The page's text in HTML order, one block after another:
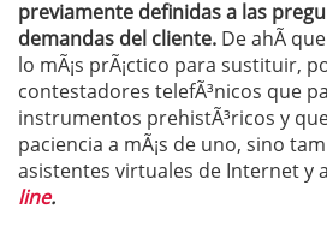
previamente definidas a las
demandas del cliente. De ahÃ­
lo mÃ¡s prÃ¡ctico para sustituir,
contestadores telefÃ³nicos que
instrumentos prehistÃ³ricos y
paciencia a mÃ¡s de uno, sino
asistentes virtuales de Internet y
line.